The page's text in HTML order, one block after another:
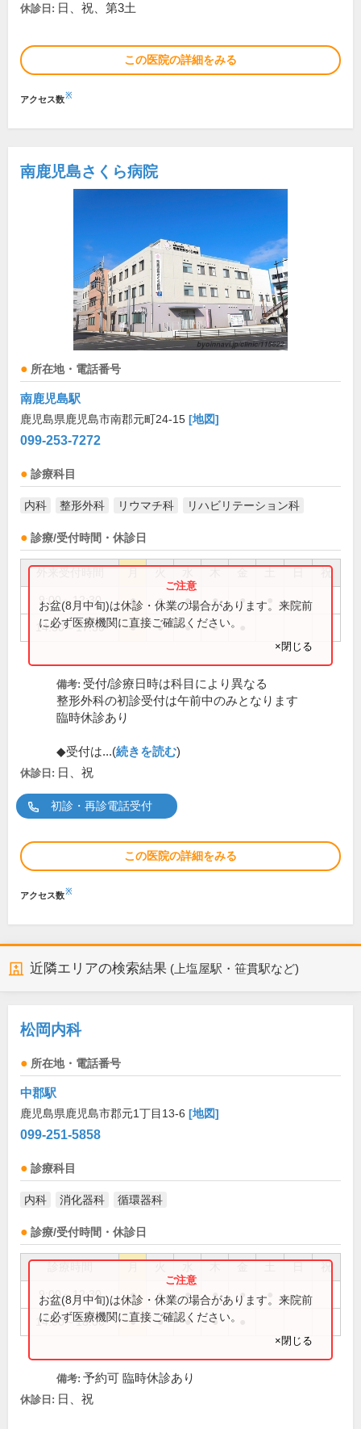
休診日: 日、祝、第3土
この医院の詳細をみる
アクセス数※
南鹿児島さくら病院
所在地・電話番号
南鹿児島駅
鹿児島県鹿児島市南郡元町24-15 [地図]
099-253-7272
診療科目
内科 整形外科 リウマチ科 リハビリテーション科
診療/受付時間・休診日
祝
9:00～12:30 ● ● ● ● ●
14:30～17:30 ● ● ● ●
お盆(8月中旬)は休診・休業の場合があります。来院前
に必ず医療機関に直接ご確認ください。
×閉じる
備考: 受付/診療日時は科目により異なる
整形外科の初診受付は午前中のみとなります
臨時休診あり
◆受付は...(続きを読む)
休診日: 日、祝
初診・再診電話受付
この医院の詳細をみる
アクセス数※
近隣エリアの検索結果 (上塩屋駅・笹貫駅など)
松岡内科
所在地・電話番号
中郡駅
鹿児島県鹿児島市郡元1丁目13-6 [地図]
099-251-5858
診療科目
内科 消化器科 循環器科
診療/受付時間・休診日
祝
9:00～12:30 ● ● ● ● ●
14:00～18:00 ● ● ● ●
お盆(8月中旬)は休診・休業の場合があります。来院前
に必ず医療機関に直接ご確認ください。
×閉じる
備考: 予約可 臨時休診あり
休診日: 日、祝